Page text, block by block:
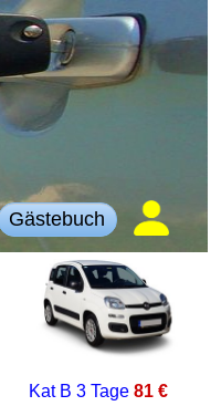
Gästebuch
Kat B 3 Tage 81 €